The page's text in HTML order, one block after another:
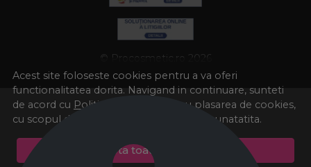
Acest site foloseste cookies pentru a va oferi
functionalitatea dorita. Navigand in continuare, sunteti
de acord cu Politica de cookies
si cu plasarea de cookies,
cu scopul de a va oferi o experienta imbunatatita.
Accepta toate cookie-urile
© Procosmetic.ro 2026